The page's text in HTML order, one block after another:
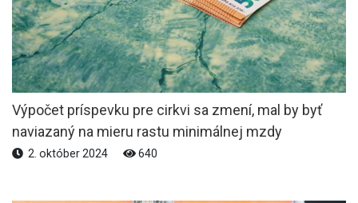
Výpočet príspevku pre cirkvi sa zmení, mal by byť
naviazaný na mieru rastu minimálnej mzdy
2. október 2024 640